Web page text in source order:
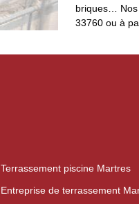
briques… Nos
33760 ou à
Terrassement piscine Martres
Entreprise de terrassement